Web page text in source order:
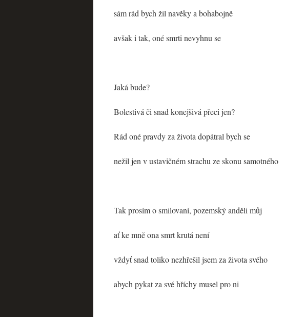
sám rád bych žil navěky a bohabojně
avšak i tak, oné smrti nevyhnu se
Jaká bude?
Bolestivá či snad konejšivá přeci jen?
Rád oné pravdy za života dopátral bych se
nežil jen v ustavičném strachu ze skonu samotného
Tak prosím o smilovaní, pozemský anděli můj
ať ke mně ona smrt krutá není
vždyť snad toliko nezhřešil jsem za života svého
abych pykat za své hříchy musel pro ni